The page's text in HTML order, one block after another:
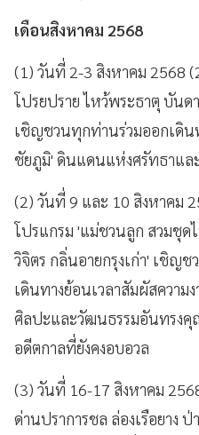
เดือนสิงหาคม 2568
(1) วันที่ 2-3 สิงหาคม 2568
โปรยปราย ไหว้พระธาตุ บัน
เชิญชวนทุกท่านร่วมออกเดิ
ชัยภูมิ' ดินแดนแห่งศรัทธาและ
(2) วันที่ 9 และ 10 สิงหาคม
โปรแกรม 'แม่ชวนลูก สวมชุด
วิจิตร กลิ่นอายกรุงเก่า' เชิญ
เดินทางย้อนเวลาสัมผัสความ
ศิลปะและวัฒนธรรมอันทรงคุ
อดีตกาลที่ยังคงอบอวล
(3) วันที่ 16-17 สิงหาคม
ด่านปราการชล ล่องเรือยาง